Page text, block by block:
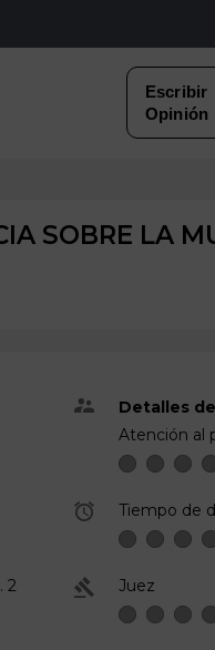
SOBRE LA
2
Detalles
Atención al
Tiempo de
Juez